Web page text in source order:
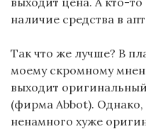
наличие средства в
Так что же лучше? В
моему скромному
выходит
(фирма Abbot). Однако,
ненамного хуже